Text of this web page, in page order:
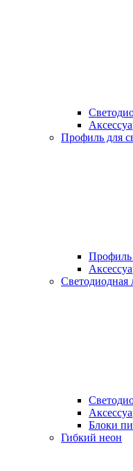
Профиль для
Профиль
Светодиодная
Блоки
Гибкий неон